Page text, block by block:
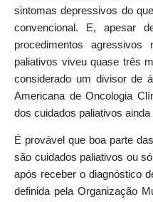
sintomas depressivos do
convencional. E, apesar
procedimentos
paliativos viveu quase três
considerado um divisor de
Americana de Oncologia
dos cuidados paliativos
É provável que boa parte
são cuidados paliativos ou
após receber o diagnóstico
definida pela Organização